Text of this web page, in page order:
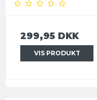
299,95 DKK
VIS PRODUKT